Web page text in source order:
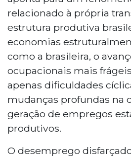
relacionado à própria
estrutura produtiva
economias
como a brasileira, o
ocupacionais mais
apenas dificuldades
mudanças profundas na
geração de empregos
produtivos.
O desemprego